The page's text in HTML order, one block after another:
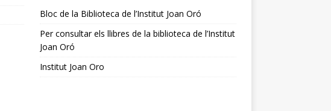
Bloc de la Biblioteca de l’Institut Joan Oró
Per consultar els llibres de la biblioteca de l’Institut
Joan Oró
Institut Joan Oro